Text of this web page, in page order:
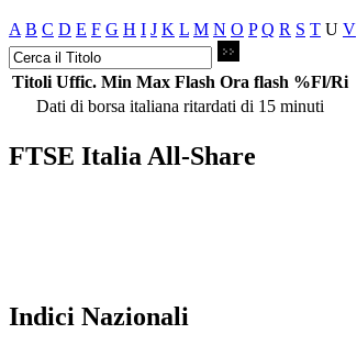
A B C D E F G H I J K L M N O P Q R S T U V
Titoli Uffic. Min Max Flash Ora flash %Fl/Ri
Dati di borsa italiana ritardati di 15 minuti
FTSE Italia All-Share
Indici Nazionali